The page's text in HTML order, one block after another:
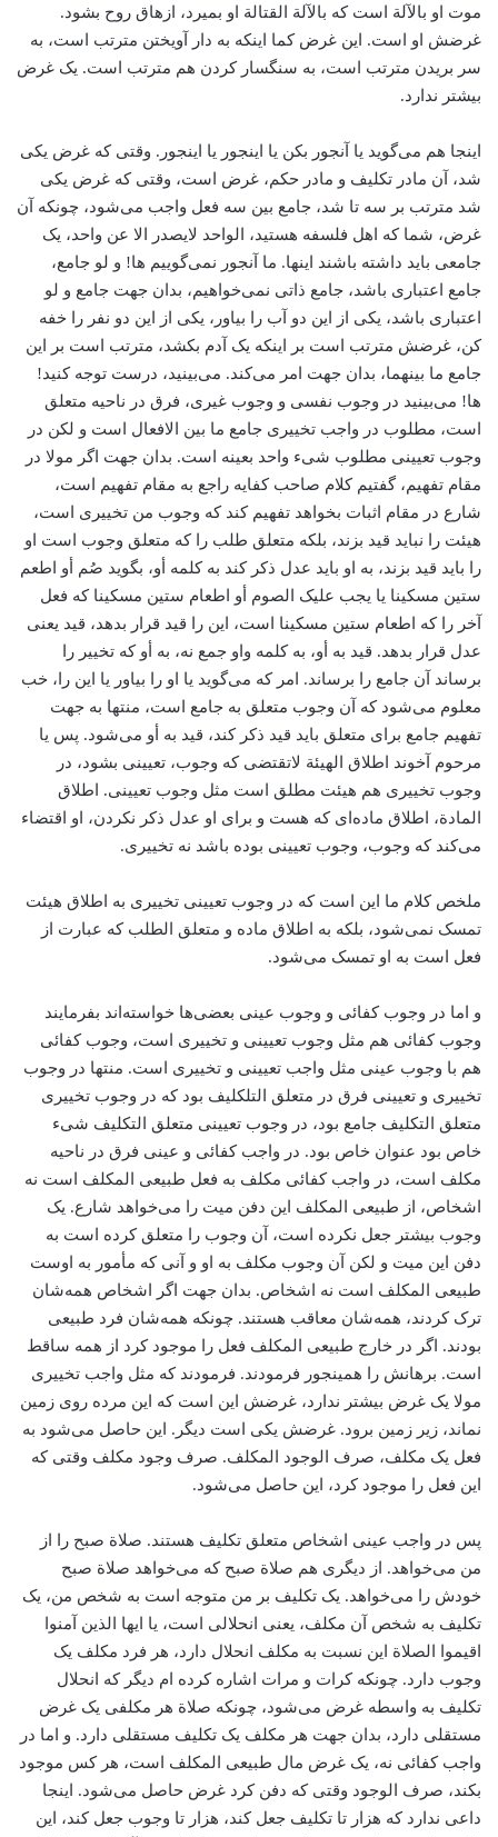
موت او بالآلة است که ‌بالآلة القتالة او بمیرد، ‌ازهاق روح بشود.
غرضش او است. این غرض کما اینکه به دار آویختن مترتب است، ‌به
سر بریدن مترتب است، به سنگسار کردن هم مترتب است. یک غرض
بیشتر ندارد.
اینجا هم می‌گوید یا آنجور بکن یا اینجور یا اینجور. وقتی که غرض یکی
شد، آن مادر تکلیف و مادر حکم، غرض است، وقتی که غرض یکی
شد مترتب بر سه تا شد، جامع بین سه فعل واجب می‌شود، چونکه آن
غرض، شما که اهل فلسفه هستید، ‌الواحد لایصدر الا عن واحد، یک
جامعی باید داشته باشند اینها. ‌ما آنجور نمی‌گوییم ها! و لو جامع،
جامع اعتباری باشد، جامع ذاتی نمی‌خواهیم، بدان جهت جامع و لو
اعتباری باشد، ‌یکی از این دو آب را بیاور، ‌یکی از این دو نفر را خفه
کن، غرضش مترتب است بر اینکه یک آدم بکشد، مترتب است بر این
جامع ما بینهما، ‌بدان جهت امر می‌کند. می‌بینید، ‌درست توجه کنید!
ها! می‌بینید در وجوب نفسی و وجوب غیری، ‌فرق در ناحیه متعلق
است، مطلوب در واجب تخییری جامع ما بین الافعال است و لکن در
وجوب تعیینی مطلوب شیء واحد بعینه است. بدان جهت اگر مولا در
مقام تفهیم، گفتیم کلام صاحب کفایه راجع به مقام تفهیم است،
شارع در مقام اثبات بخواهد تفهیم کند که وجوب من تخییری است،
‌هیئت را نباید قید بزند، بلکه متعلق طلب را که متعلق وجوب است ‌او
را باید قید بزند، به او باید عدل ذکر کند به کلمه أو، بگوید صُم أو اطعم
ستین مسکینا‌ یا یجب علیک الصوم أو اطعام ستین مسکینا که فعل
آخر را که اطعام ستین مسکینا است، ‌این را قید قرار بدهد، ‌قید یعنی
عدل قرار بدهد. ‌قید به أو، ‌به کلمه واو جمع نه، ‌به أو که تخییر را
برساند ‌آن جامع را برساند. امر که می‌گوید یا او را بیاور یا این را، ‌خب
معلوم می‌شود که آن وجوب متعلق به جامع است، منتها به جهت
تفهیم جامع برای متعلق باید قید ذکر کند، ‌قید به أو می‌شود. پس یا
مرحوم آخوند اطلاق الهیئة‌ لاتقتضی که وجوب، تعیینی بشود، در
وجوب تخییری هم هیئت مطلق است مثل وجوب تعیینی. اطلاق
المادة، ‌اطلاق ماده‌ای که هست و برای او عدل ذکر نکردن، او اقتضاء
می‌کند که وجوب، وجوب تعیینی بوده باشد نه تخییری.
ملخص کلام ما این است که در وجوب تعیینی تخییری به اطلاق هیئت
تمسک نمی‌شود، بلکه به اطلاق ماده و متعلق الطلب که عبارت از
فعل است به او تمسک می‌شود.
و اما در وجوب کفائی و وجوب عینی بعضی‌ها خواسته‌اند بفرمایند
وجوب کفائی هم مثل وجوب تعیینی و تخییری است، وجوب کفائی
هم با وجوب عینی مثل واجب تعیینی و تخییری است. منتها در وجوب
تخییری و تعیینی فرق در متعلق التلکلیف بود که در وجوب تخییری
متعلق التکلیف جامع بود، ‌در وجوب تعیینی متعلق التکلیف شیء
خاص بود ‌عنوان خاص بود. در واجب کفائی و عینی فرق در ناحیه
مکلف است، در واجب کفائی مکلف به فعل طبیعی المکلف است نه
اشخاص، از طبیعی المکلف این دفن میت را می‌خواهد شارع. یک
وجوب بیشتر جعل نکرده است، آن وجوب را متعلق کرده است به
دفن این میت و لکن آن وجوب مکلف به او و آنی که مأمور به اوست
‌طبیعی المکلف است نه اشخاص. بدان جهت اگر اشخاص همه‌شان
ترک کردند، همه‌شان معاقب هستند. چونکه همه‌شان فرد طبیعی
بودند. اگر در خارج طبیعی المکلف فعل را موجود کرد از همه ساقط
است. برهانش را همینجور فرمودند. فرمودند که مثل واجب تخییری
مولا یک غرض بیشتر ندارد، غرضش این است که این مرده روی زمین
نماند، ‌زیر زمین برود. غرضش یکی است دیگر. این حاصل می‌شود به
فعل یک مکلف، صرف الوجود المکلف. صرف وجود مکلف وقتی که
این فعل را موجود کرد، این حاصل می‌شود.
پس در واجب عینی اشخاص متعلق تکلیف هستند. صلاة صبح را از
من می‌خواهد. از دیگری هم صلاة صبح که می‌خواهد صلاة صبح
خودش را می‌خواهد. یک تکلیف بر من متوجه است به شخص من، ‌یک
تکلیف به شخص آن مکلف، یعنی انحلالی است، یا ایها الذین آمنوا
اقیموا الصلاة این نسبت به مکلف انحلال دارد، هر فرد مکلف یک
وجوب دارد. چونکه کرات و مرات اشاره کرده ام دیگر که انحلال
تکلیف به واسطه غرض می‌شود، چونکه صلاة‌ هر مکلفی یک غرض
مستقلی دارد، بدان جهت هر مکلف یک تکلیف مستقلی دارد. و اما ‌در
واجب کفائی نه، یک غرض مال طبیعی المکلف است، هر کس موجود
بکند، ‌صرف الوجود وقتی که دفن کرد غرض حاصل می‌شود. اینجا
داعی ندارد که هزار تا تکلیف جعل کند، ‌هزار تا وجوب جعل کند، این